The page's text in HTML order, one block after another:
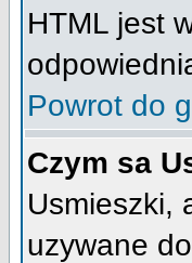
HTML jest
Powrot do
Czym sa
Usmieszki,
uzywane